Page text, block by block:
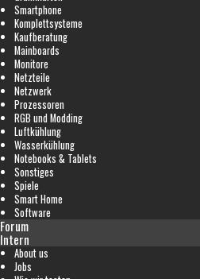
Smartphone
Komplettsysteme
Kaufberatung
Mainboards
Monitore
Netzteile
Netzwerk
Prozessoren
RGB und Modding
Luftkühlung
Wasserkühlung
Notebooks & Tablets
Sonstiges
Spiele
Smart Home
Software
Forum
Intern
About us
Jobs